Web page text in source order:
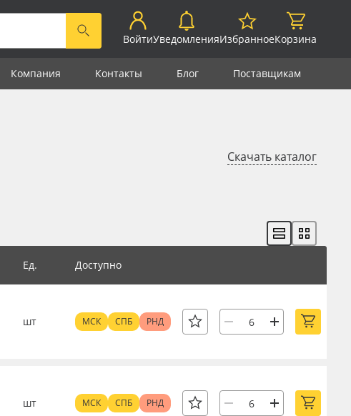
ВойтиУведомленияИзбранноеКорзина
Компания Контакты Блог Поставщикам
Скачать каталог
Ед. Доступно
шт МСК СПБ РНД
шт МСК СПБ РНД